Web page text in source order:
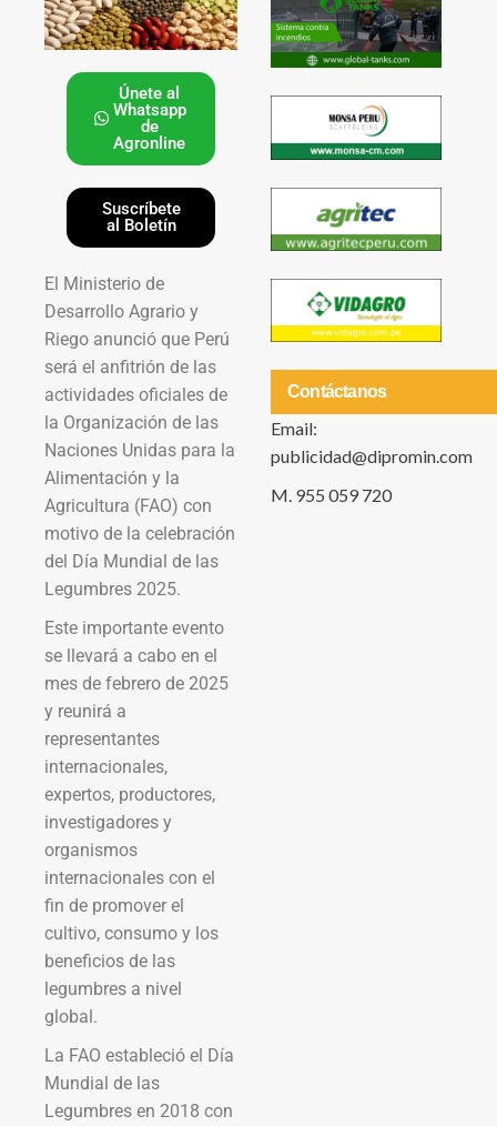
Únete al
Whatsapp
de
Agronline
Suscríbete
al Boletín
El Ministerio de
Desarrollo Agrario y
Riego anunció que Perú
será el anfitrión de las
actividades oficiales de
la Organización de las
Naciones Unidas para la
Alimentación y la
Agricultura (FAO) con
motivo de la celebración
del Día Mundial de las
Legumbres 2025.
Este importante evento
se llevará a cabo en el
mes de febrero de 2025
y reunirá a
representantes
internacionales,
expertos, productores,
investigadores y
organismos
internacionales con el
fin de promover el
cultivo, consumo y los
beneficios de las
legumbres a nivel
global.
La FAO estableció el Día
Mundial de las
Legumbres en 2018 con
Contáctanos
Email:
publicidad@dipromin.com
M. 955 059 720